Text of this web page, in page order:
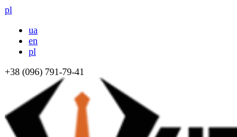
pl
ua
en
pl
+38 (096) 791-79-41